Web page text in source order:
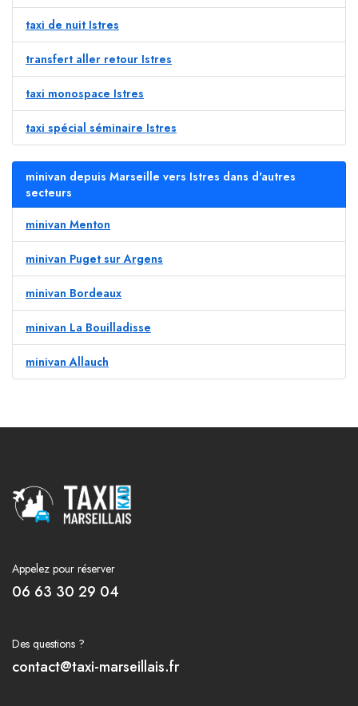
taxi de nuit Istres
transfert aller retour Istres
taxi monospace Istres
taxi spécial séminaire Istres
minivan depuis Marseille vers Istres dans d'autres
secteurs
minivan Menton
minivan Puget sur Argens
minivan Bordeaux
minivan La Bouilladisse
minivan Allauch
Appelez pour réserver
06 63 30 29 04
Des questions ?
contact@taxi-marseillais.fr